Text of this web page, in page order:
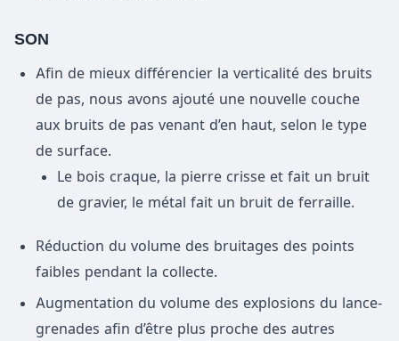
SON
Afin de mieux différencier la verticalité des bruits
de pas, nous avons ajouté une nouvelle couche
aux bruits de pas venant d’en haut, selon le type
de surface.
Le bois craque, la pierre crisse et fait un bruit
de gravier, le métal fait un bruit de ferraille.
Réduction du volume des bruitages des points
faibles pendant la collecte.
Augmentation du volume des explosions du lance-
grenades afin d’être plus proche des autres